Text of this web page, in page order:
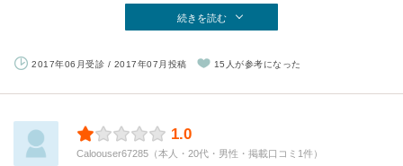
続きを読む
2017年06月受診 / 2017年07月投稿 15人が参考になった
1.0
Caloouser67285（本人・20代・男性・掲載口コミ1件）